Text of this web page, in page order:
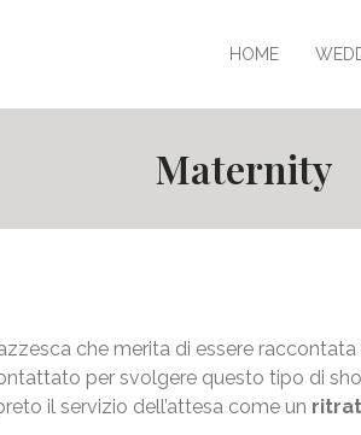
HOME
Maternity
che merita di essere
per svolgere questo tipo di
il servizio dell’attesa come un